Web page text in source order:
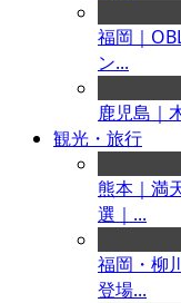
福岡｜
ン...
鹿児島｜
観光・旅行
熊本｜満
選｜...
福岡・柳
登場...